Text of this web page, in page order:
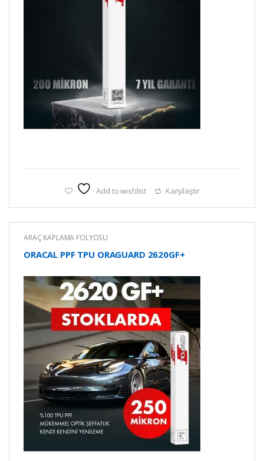
Add to wishlist Karşılaştır
ARAÇ KAPLAMA FOLYOSU
ORACAL PPF TPU ORAGUARD 2620GF+